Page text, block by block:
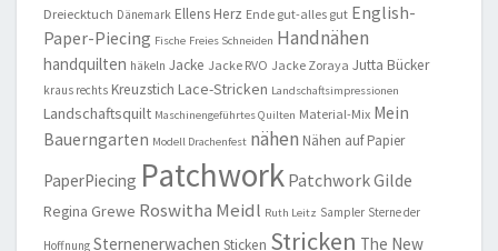
Dreiecktuch Dänemark Ellens Herz Ende gut-alles gut English-
Paper-Piecing Fische Freies Schneiden Handnähen
handquilten häkeln Jacke Jacke RVO Jacke Zoraya Jutta Bücker
kraus rechts Kreuzstich Lace-Stricken Landschaftsimpressionen
Landschaftsquilt Maschinengeführtes Quilten Material-Mix Mein
Bauerngarten Modell Drachenfest nähen Nähen auf Papier
PaperPiecing Patchwork Patchwork Gilde
Regina Grewe Roswitha Meidl Ruth Leitz Sampler Sterne der
Hoffnung Sternenerwachen Sticken Stricken The New